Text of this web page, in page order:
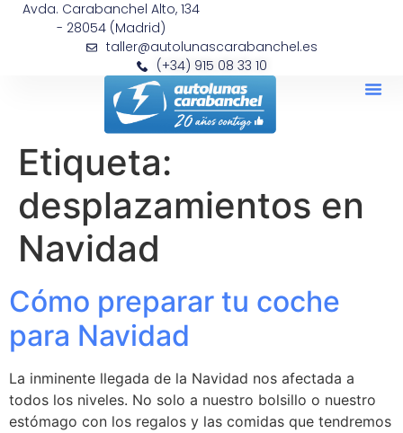
Avda. Carabanchel Alto, 134
- 28054 (Madrid)
taller@autolunascarabanchel.es
(+34) 915 08 33 10
Etiqueta:
desplazamientos en
Navidad
Cómo preparar tu coche
para Navidad
La inminente llegada de la Navidad nos afectada a
todos los niveles. No solo a nuestro bolsillo o nuestro
estómago con los regalos y las comidas que tendremos